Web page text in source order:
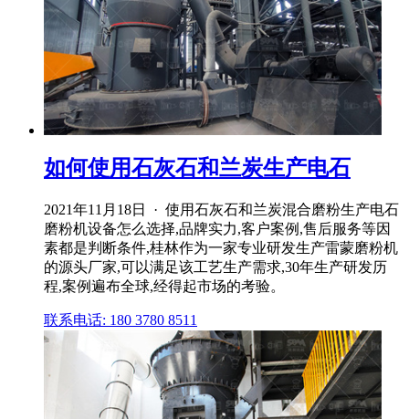
如何使用石灰石和兰炭生产电石
2021年11月18日 · 使用石灰石和兰炭混合磨粉生产电石
磨粉机设备怎么选择,品牌实力,客户案例,售后服务等因
素都是判断条件,桂林作为一家专业研发生产雷蒙磨粉机
的源头厂家,可以满足该工艺生产需求,30年生产研发历
程,案例遍布全球,经得起市场的考验。
联系电话: 180 3780 8511